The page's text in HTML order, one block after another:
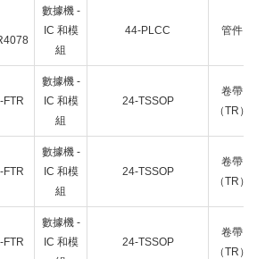
數據機 -
IC 和模
組
44-PLCC 管件
FTR
數據機 -
IC 和模
組
24-TSSOP
卷帶
（TR）
FTR
數據機 -
IC 和模
組
24-TSSOP
卷帶
（TR）
FTR
數據機 -
IC 和模
24-TSSOP
卷帶
（TR）